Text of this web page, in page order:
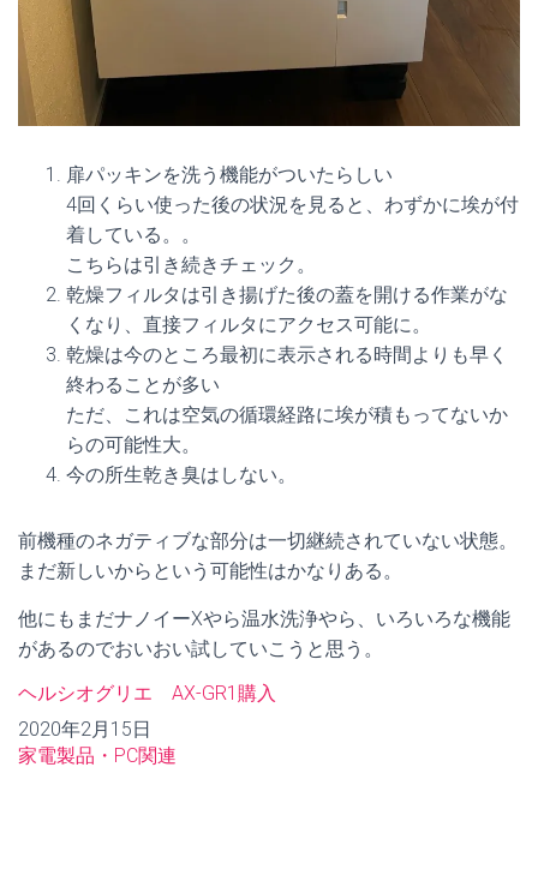
扉パッキンを洗う機能がついたらしい
4回くらい使った後の状況を見ると、わずかに埃が付
着している。。
こちらは引き続きチェック。
乾燥フィルタは引き揚げた後の蓋を開ける作業がな
くなり、直接フィルタにアクセス可能に。
乾燥は今のところ最初に表示される時間よりも早く
終わることが多い
ただ、これは空気の循環経路に埃が積もってないか
らの可能性大。
今の所生乾き臭はしない。
前機種のネガティブな部分は一切継続されていない状態。
まだ新しいからという可能性はかなりある。
他にもまだナノイーXやら温水洗浄やら、いろいろな機能
があるのでおいおい試していこうと思う。
ヘルシオグリエ AX-GR1購入
日付
2020年2月15日
関連理由
家電製品・PC関連